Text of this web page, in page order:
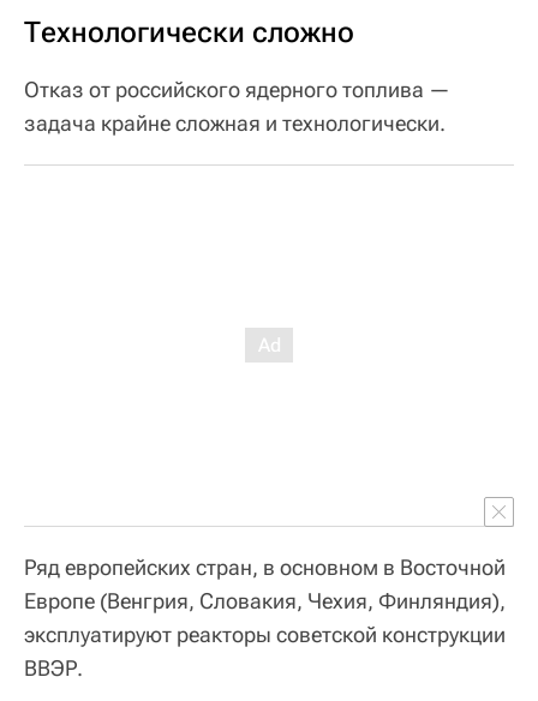
Технологически сложно
Отказ от российского ядерного топлива —
задача крайне сложная и технологически.
Ряд европейских стран, в основном в Восточной
Европе (Венгрия, Словакия, Чехия, Финляндия),
эксплуатируют реакторы советской конструкции
ВВЭР.